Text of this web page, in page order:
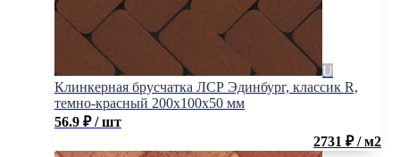
Клинкерная брусчатка ЛСР Эдинбург, классик R,
темно-красный 200x100x50 мм
56.9 ₽ / шт
2731 ₽ / м2